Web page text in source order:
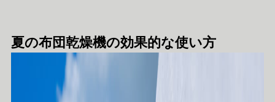
夏の布団乾燥機の効果的な使い方